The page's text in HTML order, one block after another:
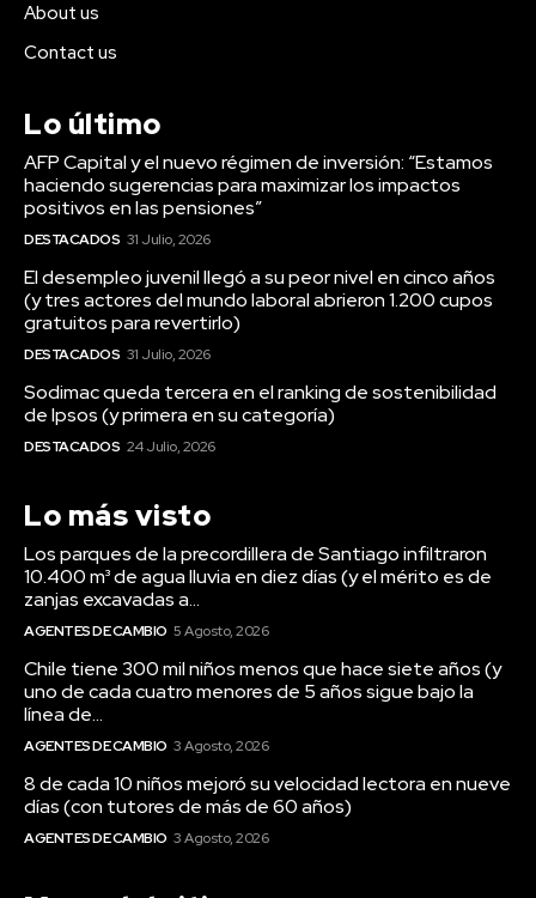
About us
Contact us
Lo último
AFP Capital y el nuevo régimen de inversión: “Estamos
haciendo sugerencias para maximizar los impactos
positivos en las pensiones”
DESTACADOS 31 Julio, 2026
El desempleo juvenil llegó a su peor nivel en cinco años
(y tres actores del mundo laboral abrieron 1.200 cupos
gratuitos para revertirlo)
DESTACADOS 31 Julio, 2026
Sodimac queda tercera en el ranking de sostenibilidad
de Ipsos (y primera en su categoría)
DESTACADOS 24 Julio, 2026
Lo más visto
Los parques de la precordillera de Santiago infiltraron
10.400 m³ de agua lluvia en diez días (y el mérito es de
zanjas excavadas a...
AGENTES DE CAMBIO 5 Agosto, 2026
Chile tiene 300 mil niños menos que hace siete años (y
uno de cada cuatro menores de 5 años sigue bajo la
línea de...
AGENTES DE CAMBIO 3 Agosto, 2026
8 de cada 10 niños mejoró su velocidad lectora en nueve
días (con tutores de más de 60 años)
AGENTES DE CAMBIO 3 Agosto, 2026